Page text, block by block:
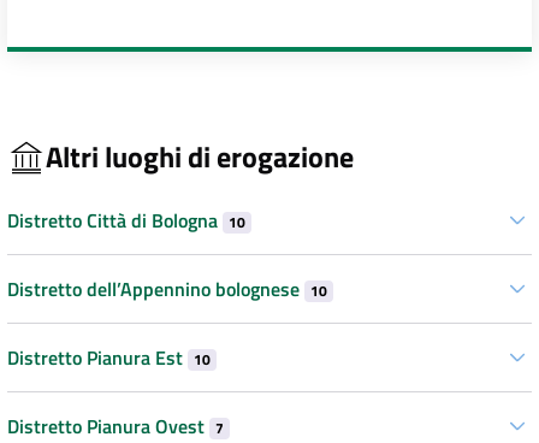
Altri luoghi di erogazione
Distretto Città di Bologna 10
Distretto dell’Appennino bolognese 10
Distretto Pianura Est 10
Distretto Pianura Ovest 7